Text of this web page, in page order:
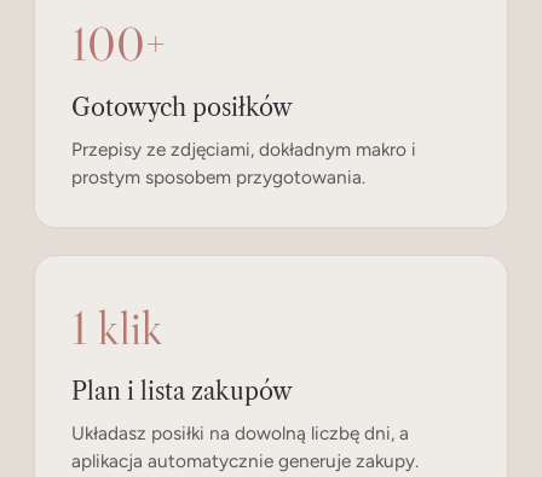
100+
Gotowych posiłków
Przepisy ze zdjęciami, dokładnym makro i
prostym sposobem przygotowania.
1 klik
Plan i lista zakupów
Układasz posiłki na dowolną liczbę dni, a
aplikacja automatycznie generuje zakupy.